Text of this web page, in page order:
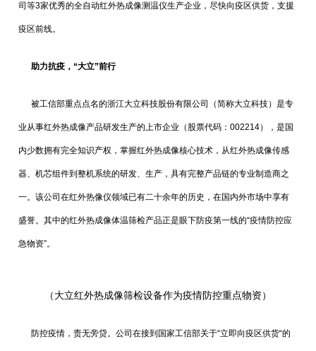
司等3家优秀的全自动红外热成像测温仪生产企业，尽快向疫区供货，支援
疫区前线。
助力抗疫，“大立”前行
被工信部重点点名的浙江大立科技股份有限公司（简称大立科技）是专
业从事红外热成像产品研发生产的上市企业（股票代码：002214），是国
内少数拥有完全知识产权，掌握红外热成像核心技术，从红外热成像传感
器、机芯组件到整机系统的研发、生产，具有完整产品链的专业制造商之
一。该公司在红外热像仪领域已有二十余年的历史，在国内外市场中享有
盛誉。其中的红外热成像体温筛检产品正是眼下防疫第一线的“疫情防控应
急物资”。
（大立红外热成像筛检设备作为疫情防控重点物资）
防控疫情，责无旁贷。公司在接到国家工信部关于“立即向疫区供货“的